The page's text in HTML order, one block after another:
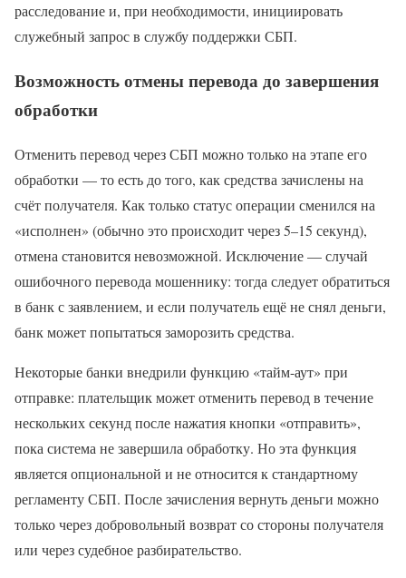
расследование и, при необходимости, инициировать
служебный запрос в службу поддержки СБП.
Возможность отмены перевода до завершения
обработки
Отменить перевод через СБП можно только на этапе его
обработки — то есть до того, как средства зачислены на
счёт получателя. Как только статус операции сменился на
«исполнен» (обычно это происходит через 5–15 секунд),
отмена становится невозможной. Исключение — случай
ошибочного перевода мошеннику: тогда следует обратиться
в банк с заявлением, и если получатель ещё не снял деньги,
банк может попытаться заморозить средства.
Некоторые банки внедрили функцию «тайм-аут» при
отправке: плательщик может отменить перевод в течение
нескольких секунд после нажатия кнопки «отправить»,
пока система не завершила обработку. Но эта функция
является опциональной и не относится к стандартному
регламенту СБП. После зачисления вернуть деньги можно
только через добровольный возврат со стороны получателя
или через судебное разбирательство.